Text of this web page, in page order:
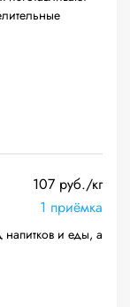
107 руб./кг
1 приёмка
и еды, а